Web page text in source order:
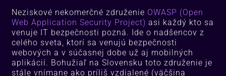
Neziskové nekomerčné združenie OWASP (Open
Web Application Security Project) asi každý kto sa
venuje IT bezpečnosti pozná. Ide o nadšencov z
celého sveta, ktorí sa venujú bezpečnosti
webových a v súčasnej dobe už aj mobilných
aplikácií. Bohužiaľ na Slovensku toto združenie je
stále vnímane ako príliš vzdialené (väčšina